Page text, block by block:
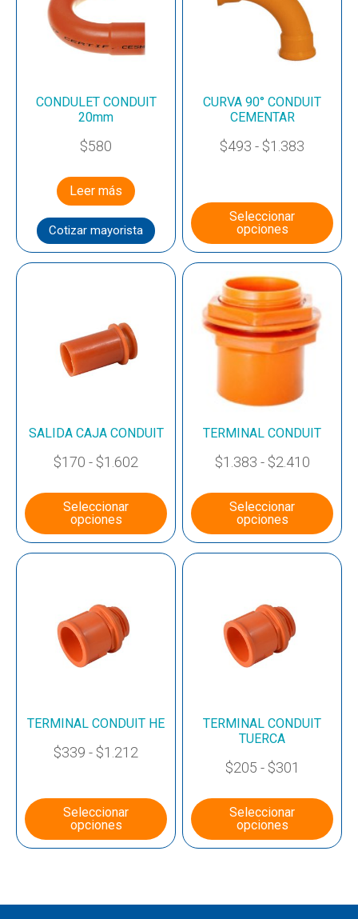
CONDULET CONDUIT
20mm
$580
Leer más
Cotizar mayorista
CURVA 90° CONDUIT
CEMENTAR
$493 - $1.383
Seleccionar
opciones
SALIDA CAJA CONDUIT
$170 - $1.602
Seleccionar
opciones
TERMINAL CONDUIT
$1.383 - $2.410
Seleccionar
opciones
TERMINAL CONDUIT HE
$339 - $1.212
Seleccionar
opciones
TERMINAL CONDUIT
TUERCA
$205 - $301
Seleccionar
opciones